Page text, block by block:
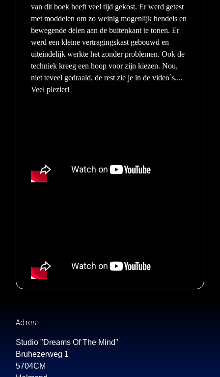
van dit boek heeft veel tijd gekost. Er werd getest
met moddelen om zo weinig mogenlijk hendels en
bewegende delen aan de buitenkant te tonen. Er
werd een kleine vertragingskast gebouwd en
uiteindelijk werkte het zonder problemen. Ook de
techniek kreeg een hoop voor zijn kiezen. Nou,
niet teveel gedraald, de rest zie je in de video`s....
Veel plezier!
Adres:
Studio "Dreams Of The Mind"
Bruhezerweg 1
5704CM